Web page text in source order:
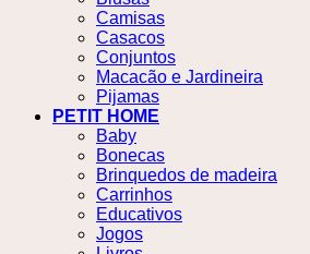
Camisas
Casacos
Conjuntos
Macacão e Jardineira
Pijamas
PETIT HOME
Baby
Bonecas
Brinquedos de madeira
Carrinhos
Educativos
Jogos